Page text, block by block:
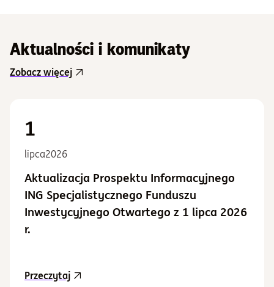
Aktualności i komunikaty
Zobacz więcej
1
lipca2026
Aktualizacja Prospektu Informacyjnego
ING Specjalistycznego Funduszu
Inwestycyjnego Otwartego z 1 lipca 2026
r.
Przeczytajaktualność Aktualizacja Prospektu